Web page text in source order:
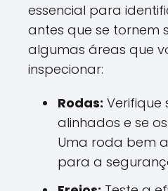
essencial para
antes que se tornem
algumas áreas que
inspecionar:
Rodas: Verifique
alinhados e se
Uma roda bem
para a